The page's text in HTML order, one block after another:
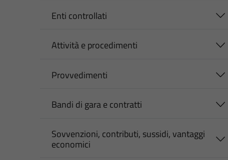
Enti controllati
Attività e procedimenti
Provvedimenti
Bandi di gara e contratti
Sovvenzioni, contributi, sussidi, vantaggi
economici